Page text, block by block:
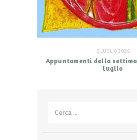
6 LUGLIO 2026
Appuntamenti della
luglio
per: